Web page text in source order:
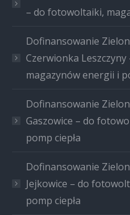
– do fotowoltaiki,
Dofinansowanie
Czerwionka
magazynów energii i
Dofinansowanie
Gaszowice – do
pomp ciepła
Dofinansowanie
Jejkowice – do
pomp ciepła